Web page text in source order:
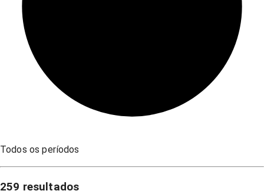
Todos os períodos
259 resultados